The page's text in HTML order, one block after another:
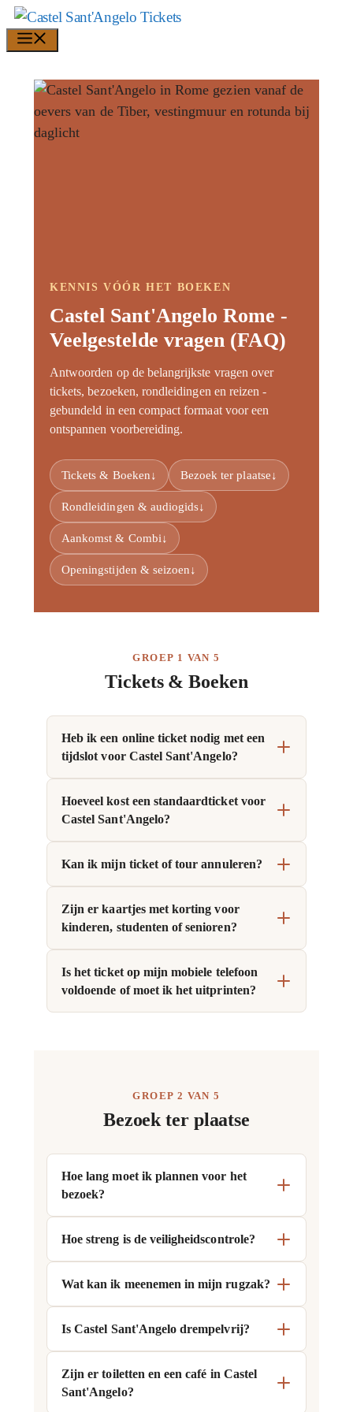
Overslaan
naar
KENNIS VÓÓR HET BOEKEN
Castel Sant'Angelo Rome -
Veelgestelde vragen (FAQ)
Antwoorden op de belangrijkste vragen over
tickets, bezoeken, rondleidingen en reizen -
gebundeld in een compact formaat voor een
ontspannen voorbereiding.
Tickets & Boeken↓ Bezoek ter plaatse↓
Rondleidingen & audiogids↓
Aankomst & Combi↓
Openingstijden & seizoen↓
GROEP 1 VAN 5
Tickets & Boeken
Heb ik een online ticket nodig met een
tijdslot voor Castel Sant'Angelo?
Hoeveel kost een standaardticket voor
Castel Sant'Angelo?
Kan ik mijn ticket of tour annuleren?
Zijn er kaartjes met korting voor
kinderen, studenten of senioren?
Is het ticket op mijn mobiele telefoon
voldoende of moet ik het uitprinten?
GROEP 2 VAN 5
Bezoek ter plaatse
Hoe lang moet ik plannen voor het
bezoek?
Hoe streng is de veiligheidscontrole?
Wat kan ik meenemen in mijn rugzak?
Is Castel Sant'Angelo drempelvrij?
Zijn er toiletten en een café in Castel
Sant'Angelo?